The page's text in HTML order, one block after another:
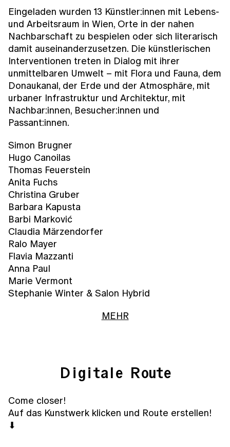
Eingeladen wurden 13 Künstler:innen mit Lebens-
und Arbeitsraum in Wien, Orte in der nahen
Nachbarschaft zu bespielen oder sich literarisch
damit auseinanderzusetzen. Die künstlerischen
Interventionen treten in Dialog mit ihrer
unmittelbaren Umwelt – mit Flora und Fauna, dem
Donaukanal, der Erde und der Atmosphäre, mit
urbaner Infrastruktur und Architektur, mit
Nachbar:innen, Besucher:innen und
Passant:innen.
Simon Brugner
Hugo Canoilas
Thomas Feuerstein
Anita Fuchs
Christina Gruber
Barbara Kapusta
Barbi Marković
Claudia Märzendorfer
Ralo Mayer
Flavia Mazzanti
Anna Paul
Marie Vermont
Stephanie Winter & Salon Hybrid
MEHR
Digitale Route
Come closer!
Auf das Kunstwerk klicken und Route erstellen!
⬇